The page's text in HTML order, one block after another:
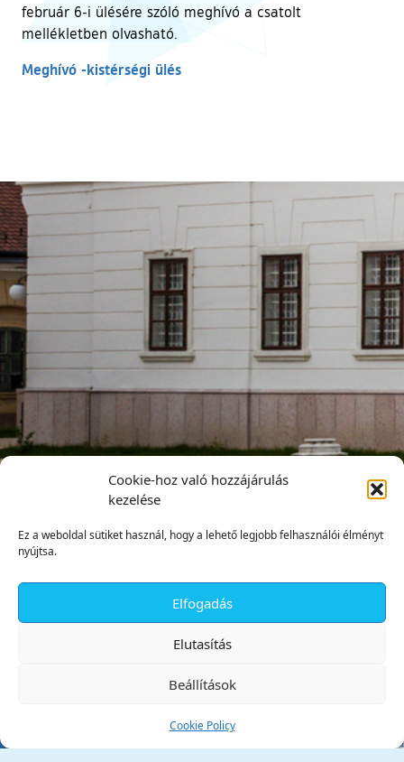
Cookie-hoz való hozzájárulás
kezelése
Ez a weboldal sütiket használ, hogy a lehető legjobb felhasználói élményt
nyújtsa.
Elfogadás
Elutasítás
Beállítások
Cookie Policy
február 6-i ülésére szóló meghívó a csatolt
mellékletben olvasható.
Meghívó -kistérségi ülés
Tata Város Önkormányzata
✕